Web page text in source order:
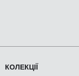
КОЛЕКЦІЇ